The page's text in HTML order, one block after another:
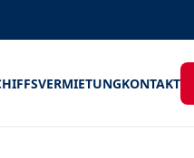
KONTAKT